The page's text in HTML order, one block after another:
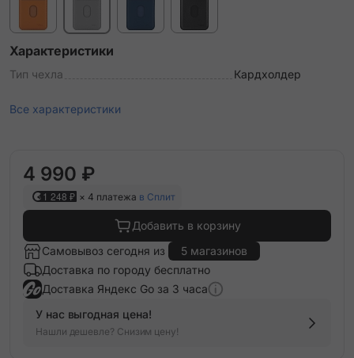
Характеристики
Тип чехла Кардхолдер
Все характеристики
4 990 ₽
1 248 ₽ × 4 платежа в Сплит
Добавить в корзину
Самовывоз сегодня из
5 магазинов
Доставка по городу бесплатно
Доставка Яндекс Go за 3 часа
У нас выгодная цена!
Нашли дешевле? Снизим цену!